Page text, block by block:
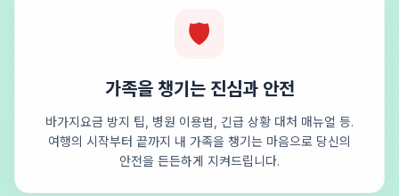
🛡️
가족을 챙기는 진심과 안전
바가지요금 방지 팁, 병원 이용법, 긴급 상황 대처 매뉴얼 등.
여행의 시작부터 끝까지 내 가족을 챙기는 마음으로 당신의
안전을 든든하게 지켜드립니다.